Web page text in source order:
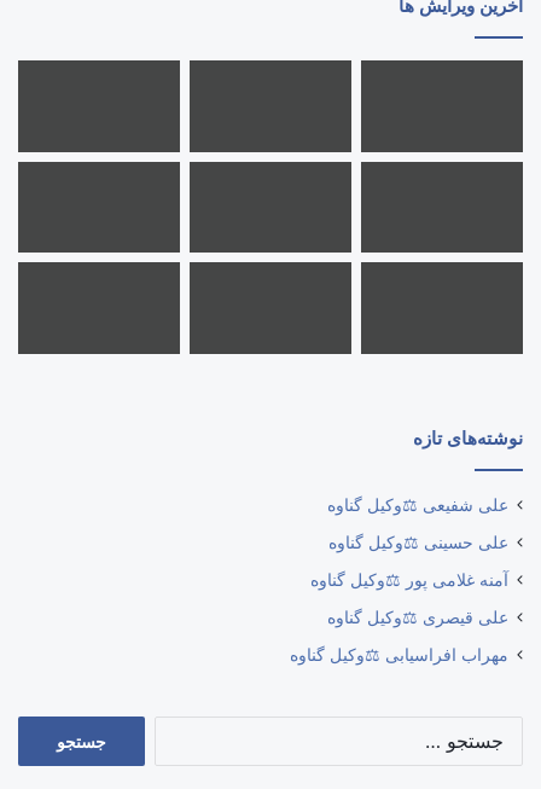
آخرین ویرایش ها
نوشته‌های تازه
علی شفیعی ⚖️وکیل گناوه
علی حسینی ⚖️وکیل گناوه
آمنه غلامی پور ⚖️وکیل گناوه
علی قیصری ⚖️وکیل گناوه
مهراب افراسیابی ⚖️وکیل گناوه